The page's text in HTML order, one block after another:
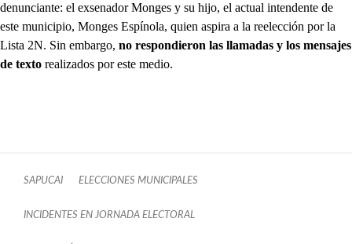
denunciante: el exsenador Monges y su hijo, el actual intendente de
este municipio, Monges Espínola, quien aspira a la reelección por la
Lista 2N. Sin embargo, no respondieron las llamadas y los mensajes
de texto realizados por este medio.
SAPUCAI ELECCIONES MUNICIPALES
INCIDENTES EN JORNADA ELECTORAL